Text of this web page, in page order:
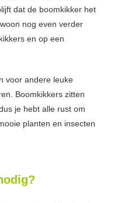
dat de boomkikker het
nog even verder
en op een
voor andere leuke
Boomkikkers zitten
je hebt alle rust om
planten en insecten